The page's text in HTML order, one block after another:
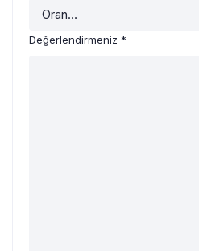
Değerlendirmeniz *